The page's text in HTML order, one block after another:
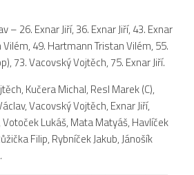
– 26. Exnar Jiří, 36. Exnar Jiří, 43. Exnar
49. Hartmann Tristan Vilém, 55.
73. Vacovský Vojtěch, 75. Exnar Jiří.
Kučera Michal, Resl Marek (C),
Vacovský Vojtěch, Exnar Jiří,
Lukáš, Mata Matyáš, Havlíček
Filip, Rybníček Jakub, Jánošík